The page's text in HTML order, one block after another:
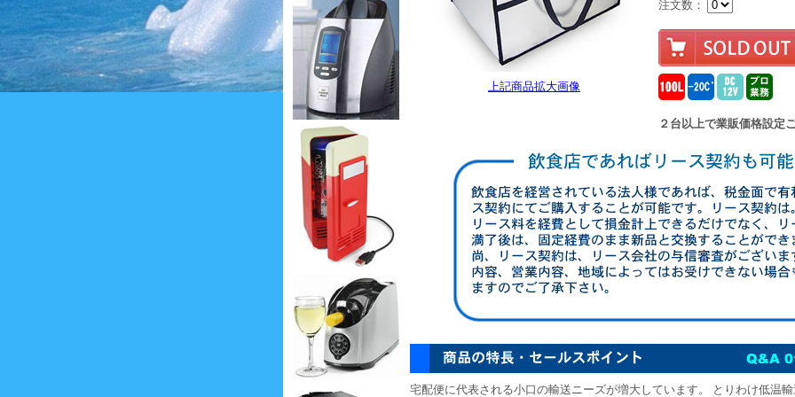
上記商品拡大画像
注文数：
２台以上で業販価格設定
宅配便に代表される小口の輸送ニーズが増大しています。 とりわけ低温